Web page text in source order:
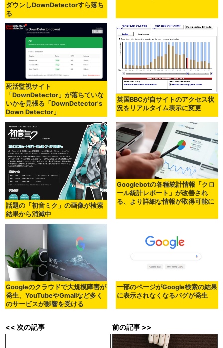
ダウンしDownDetectorすら落ち
る
死活監視サイト
「DownDetector」が落ちていな
いかを見張る「DownDetector's
Down Detector」
英国BBCが自サイトのアクセス状
況をリアルタイム表示に変更
話題の「初音ミク」の画像が検索
結果から消滅中
Googlebotの各種統計情報「クロ
ール統計レポート」が改善され
る、より詳細な情報が取得可能に
Googleのクラウドで大規模障害が
発生、YouTubeやGmailなど多く
のサービスが影響を受ける
一部のページがGoogle検索の結果
に表示されなくなるバグが発生
<< 次の記事 前の記事 >>